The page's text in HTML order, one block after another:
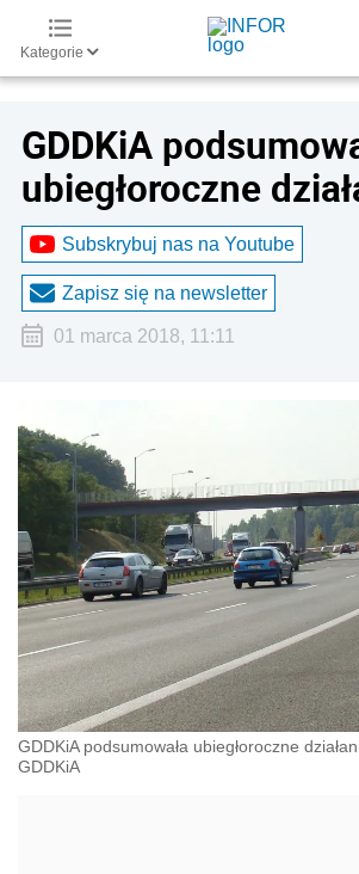
Kategorie
GDDKiA
ubiegłoroczne
Subskrybuj nas na Youtube
Zapisz się na newsletter
01 marca 2018, 11:11
GDDKiA podsumowała ubiegłoroczne
GDDKiA